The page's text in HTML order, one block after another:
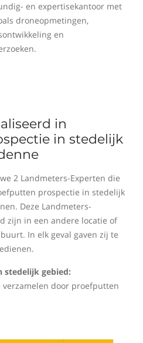
en expertisekantoor met
droneopmetingen,
en
in
in stedelijk
2 Landmeters-Experten die
prospectie in stedelijk
Deze Landmeters-
zijn in een andere locatie of
In elk geval gaven zij te
stedelijk gebied:
door proefputten